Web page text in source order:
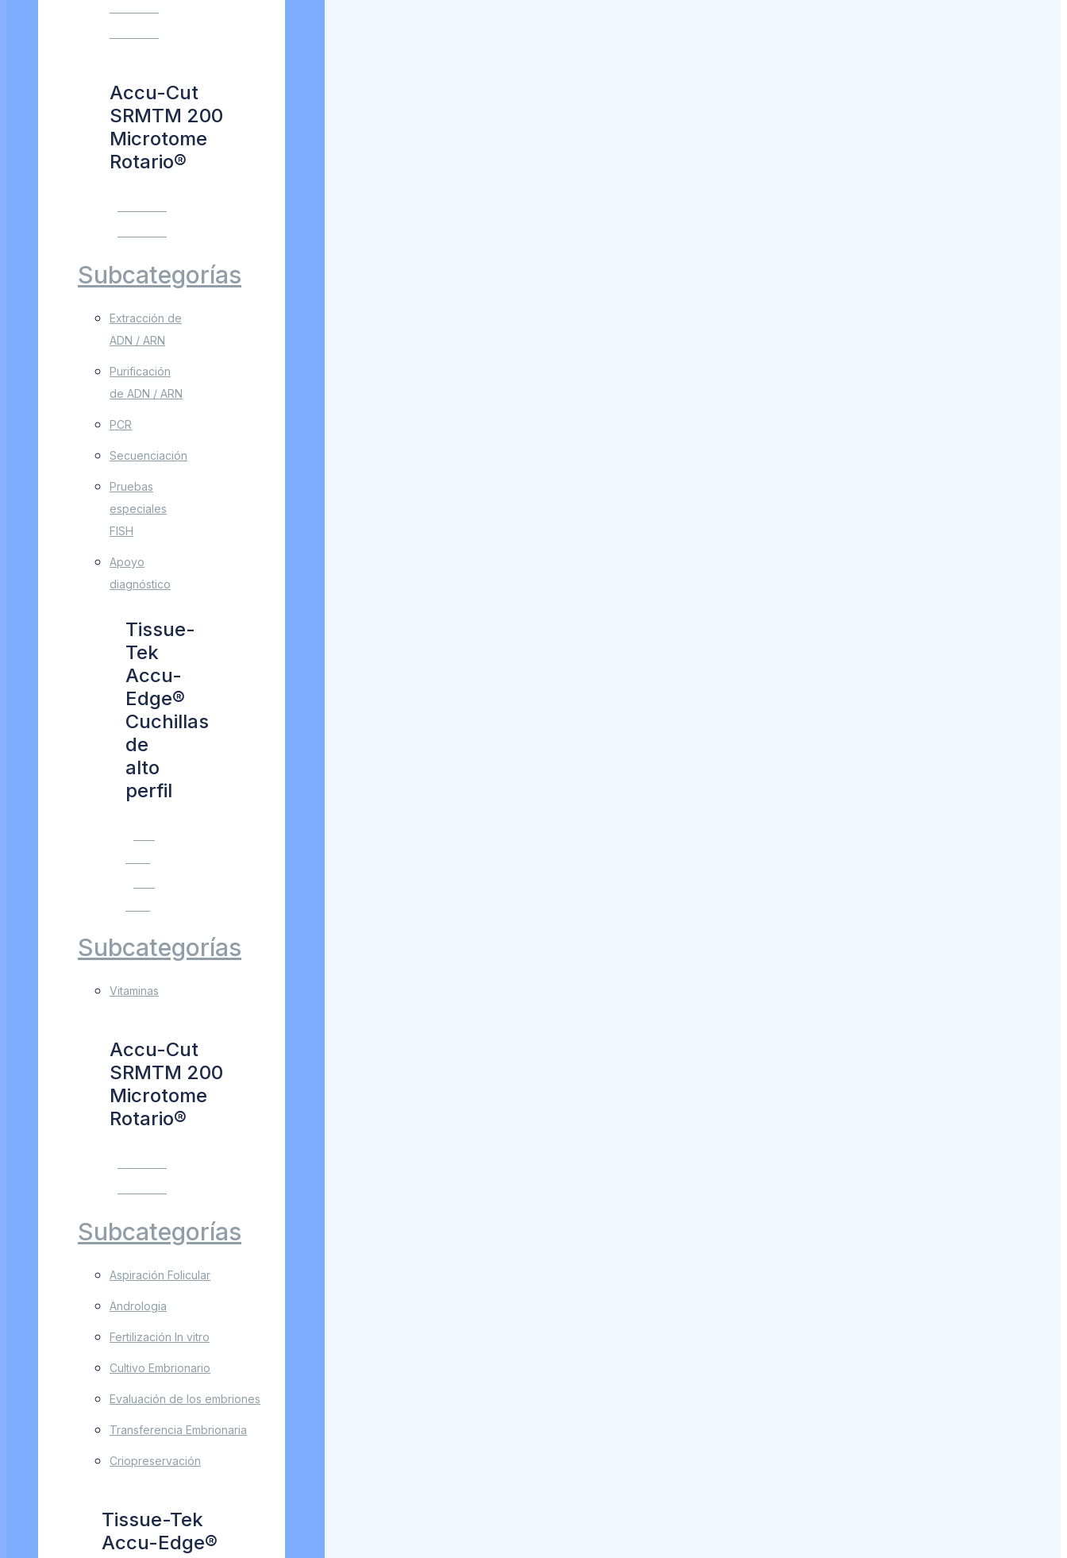
Accu-Cut
SRMTM 200
Microtome
Rotario®
Subcategorías
Extracción de
ADN / ARN
Purificación
de ADN / ARN
PCR
Secuenciación
Pruebas
especiales
FISH
Apoyo
diagnóstico
Tissue-
Tek
Accu-
Edge®
Cuchillas
de
alto
perfil
Subcategorías
Vitaminas
Accu-Cut
SRMTM 200
Microtome
Rotario®
Subcategorías
Aspiración Folicular
Andrologia
Fertilización In vitro
Cultivo Embrionario
Evaluación de los embriones
Transferencia Embrionaria
Criopreservación
Tissue-Tek
Accu-Edge®